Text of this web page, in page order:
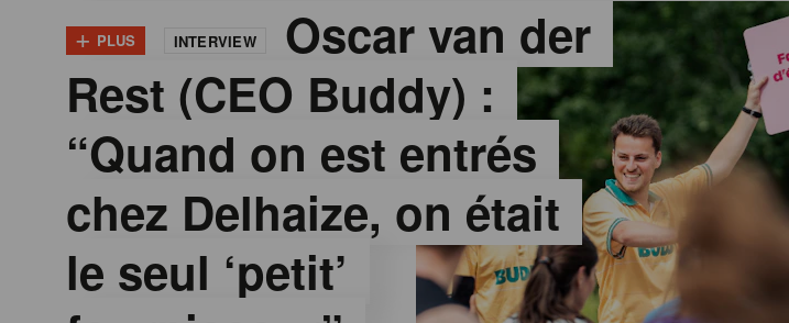
+ PLUS INTERVIEW
Oscar van der
Rest (CEO Buddy) :
“Quand on est entrés
chez Delhaize, on était
le seul ‘petit’